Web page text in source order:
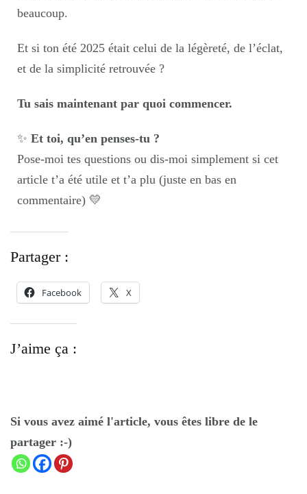
beaucoup.
Et si ton été 2025 était celui de la légèreté, de l’éclat,
et de la simplicité retrouvée ?
Tu sais maintenant par quoi commencer.
✨ Et toi, qu’en penses-tu ?
Pose-moi tes questions ou dis-moi simplement si cet
article t’a été utile et t’a plu (juste en bas en
commentaire) 💛
Partager :
Facebook X
J’aime ça :
Si vous avez aimé l'article, vous êtes libre de le
partager :-)